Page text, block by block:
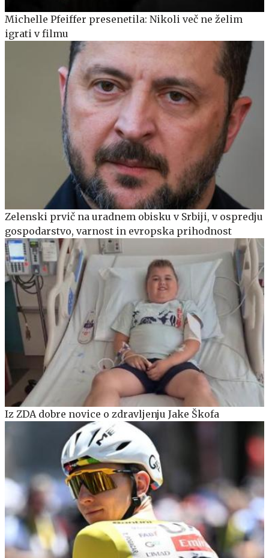
Michelle Pfeiffer presenetila: Nikoli več ne želim
igrati v filmu
Zelenski prvič na uradnem obisku v Srbiji, v ospredju
gospodarstvo, varnost in evropska prihodnost
Iz ZDA dobre novice o zdravljenju Jake Škofa